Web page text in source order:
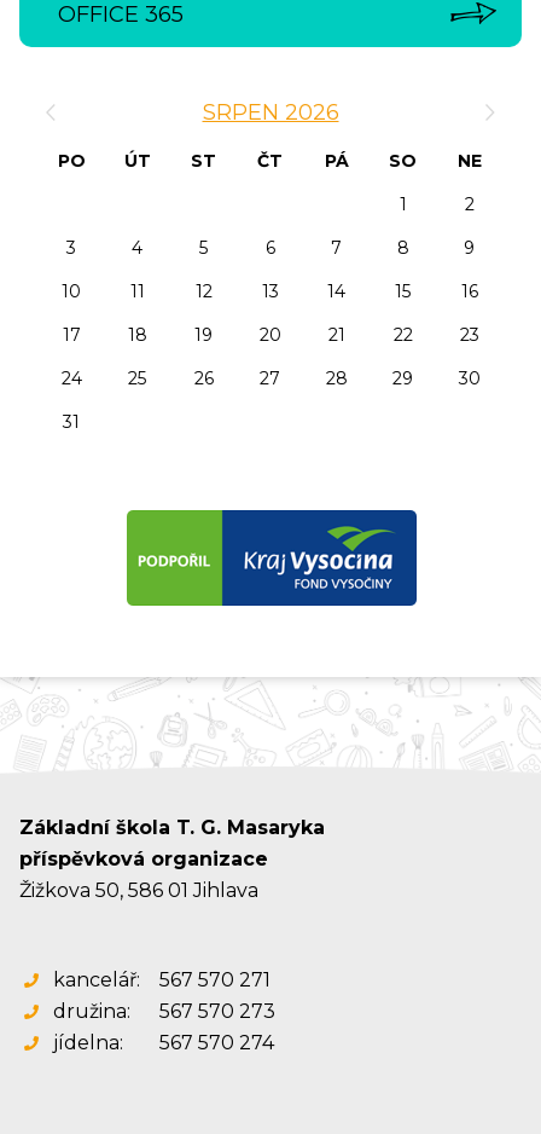
OFFICE 365
SRPEN 2026
PO ÚT ST ČT PÁ SO
NE
1
2
3
4 5 6 7 8
9
10
11 12 13 14 15
16
17
18 19 20 21 22
23
24
25 26 27 28 29
30
31
Základní škola T. G. Masaryka
příspěvková organizace
Žižkova 50, 586 01 Jihlava
kancelář:
567 570 271
družina:
567 570 273
jídelna:
567 570 274